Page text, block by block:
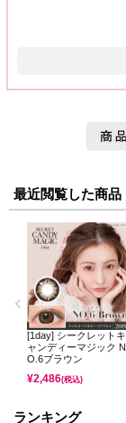
最近閲覧した商品
[1day] シークレットキ
ャンディーマジック N
O.6ブラウン
¥2,486(税込)
ランキング